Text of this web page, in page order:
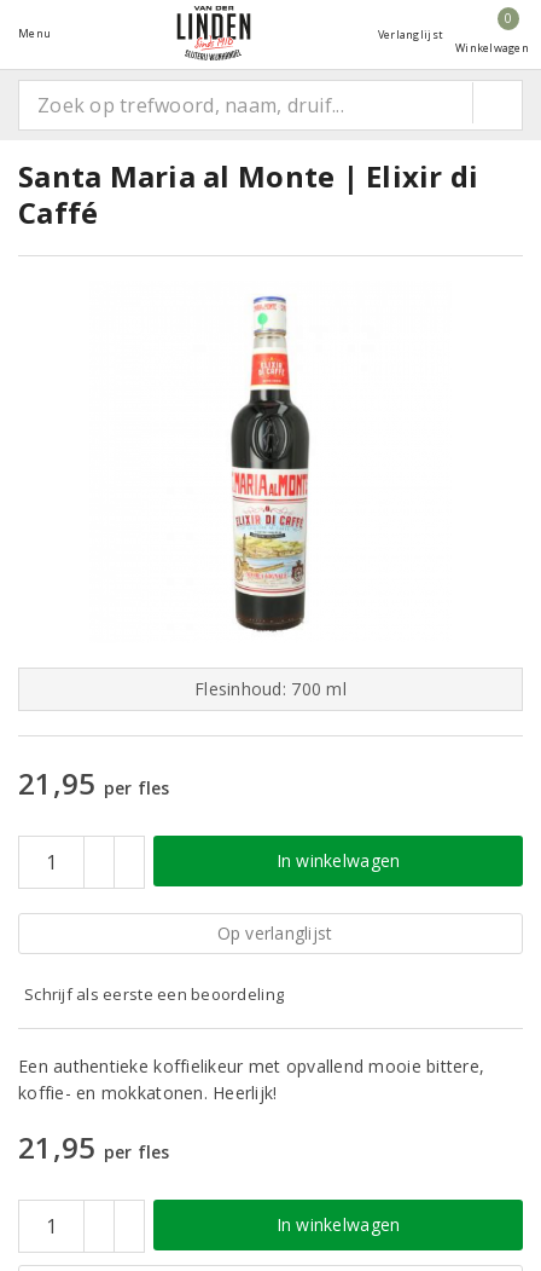
Menu Verlanglijst
0
Winkelwagen
Santa Maria al Monte | Elixir di
Caffé
Flesinhoud: 700 ml
21,95 per fles
In winkelwagen
Op verlanglijst
Schrijf als eerste een beoordeling
Een authentieke koffielikeur met opvallend mooie bittere,
koffie- en mokkatonen. Heerlijk!
21,95 per fles
In winkelwagen